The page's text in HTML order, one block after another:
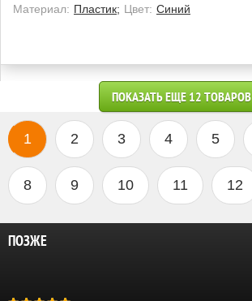
Материал: Пластик; Цвет: Синий
ПОКАЗАТЬ ЕЩЕ 12 ТОВАРОВ
1 2 3 4 5
8 9 10 11 12
ПОЗЖЕ